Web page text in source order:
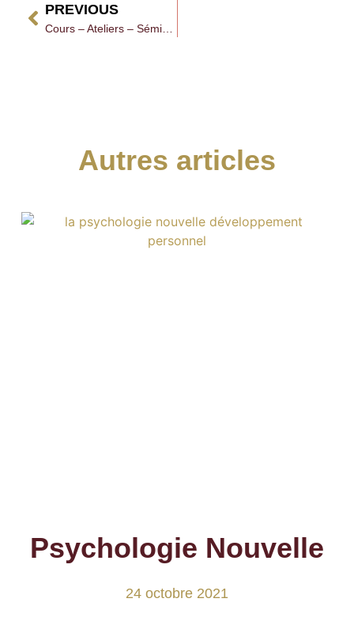
PREVIOUS
Cours – Ateliers – Séminaires
Autres articles
Psychologie Nouvelle
24 octobre 2021